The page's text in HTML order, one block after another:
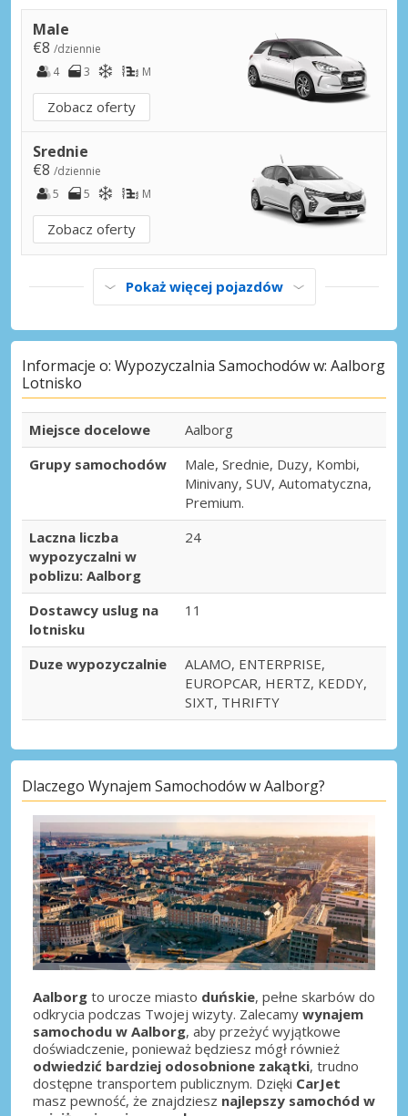
Male
€8 /dziennie
4
3 M
Zobacz oferty
Srednie
€8 /dziennie
5
5 M
Zobacz oferty
Pokaż więcej pojazdów
Informacje o: Wypozyczalnia Samochodów w: Aalborg
Lotnisko
Miejsce docelowe
Aalborg
Grupy samochodów
Male, Srednie, Duzy, Kombi,
Minivany, SUV, Automatyczna,
Premium.
Laczna liczba
wypozyczalni w
poblizu: Aalborg
24
Dostawcy uslug na
lotnisku
11
Duze wypozyczalnie
ALAMO, ENTERPRISE,
EUROPCAR, HERTZ, KEDDY,
SIXT, THRIFTY
Dlaczego Wynajem Samochodów w Aalborg?
Aalborg to urocze miasto duńskie, pełne skarbów do
odkrycia podczas Twojej wizyty. Zalecamy wynajem
samochodu w Aalborg, aby przeżyć wyjątkowe
doświadczenie, ponieważ będziesz mógł również
odwiedzić bardziej odosobnione zakątki, trudno
dostępne transportem publicznym. Dzięki CarJet
masz pewność, że znajdziesz najlepszy samochód w